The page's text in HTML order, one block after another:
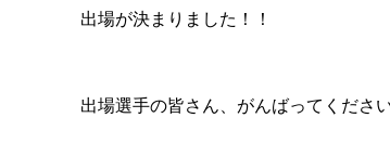
出場が決まりました！！
出場選手の皆さん、がんばってください